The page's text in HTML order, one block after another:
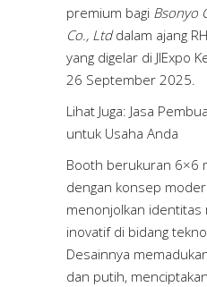
premium bagi Bsonyo
Co., Ltddalam ajang
yang digelar di JIExpo
26 September 2025.
Lihat Juga: Jasa
untuk Usaha Anda
Booth berukuran 6×6
dengan konsep
menonjolkan identitas
inovatif di bidang
Desainnya
dan putih,